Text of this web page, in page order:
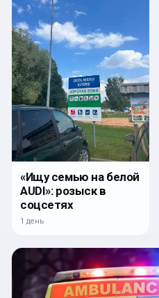
«Ищу семью на белой
AUDI»: розыск в
соцсетях
1 день